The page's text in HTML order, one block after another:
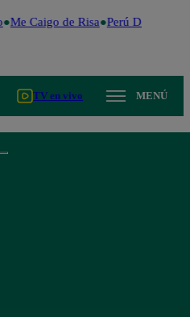
Me Caigo de Risa Perú Decide
TV en vivo MENÚ